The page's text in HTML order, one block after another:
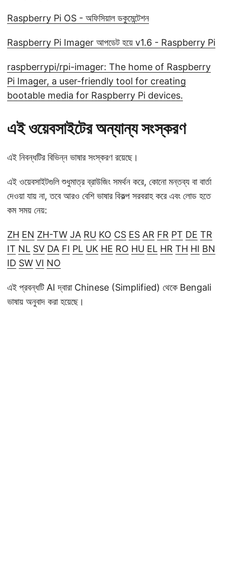
Raspberry Pi OS - অফিসিয়াল ডকুমেন্টেশন
Raspberry Pi Imager আপডেট হয়ে v1.6 - Raspberry Pi
raspberrypi/rpi-imager: The home of Raspberry
Pi Imager, a user-friendly tool for creating
bootable media for Raspberry Pi devices.
এই ওয়েবসাইটের অন্যান্য সংস্করণ
এই নিবন্ধটির বিভিন্ন ভাষার সংস্করণ রয়েছে।
এই ওয়েবসাইটগুলি শুধুমাত্র ব্রাউজিং সমর্থন করে, কোনো মন্তব্য বা বার্তা
দেওয়া যায় না, তবে আরও বেশি ভাষার বিকল্প সরবরাহ করে এবং লোড হতে
কম সময় নেয়:
ZH EN ZH-TW JA RU KO CS ES AR FR PT DE TR
IT NL SV DA FI PL UK HE RO HU EL HR TH HI BN
ID SW VI NO
এই প্রবন্ধটি AI দ্বারা Chinese (Simplified) থেকে Bengali
ভাষায় অনুবাদ করা হয়েছে।